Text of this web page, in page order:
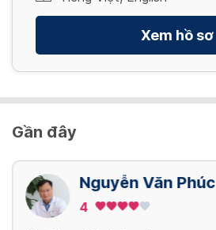
Xem hồ sơ
Gần đây
Nguyễn Văn Phúc
4